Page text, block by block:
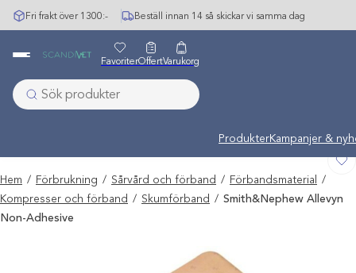
Hoppa
till
Fri frakt över 1300:- Beställ innan 14 så skickar vi samma dag
Undermeny stängd:
ProdukterKampanjer &
FavoriterOffertVarukorg
Hem / Förbrukning / Sårvård och förband / Förbandsmaterial /
Kompresser och förband / Skumförband / Smith&Nephew Allevyn
Non-Adhesive